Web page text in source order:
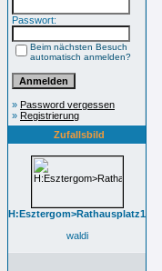
Passwort:
Beim nächsten Besuch
automatisch anmelden?
» Password vergessen
» Registrierung
Zufallsbild
H:Esztergom>Rathausplatz1
waldi